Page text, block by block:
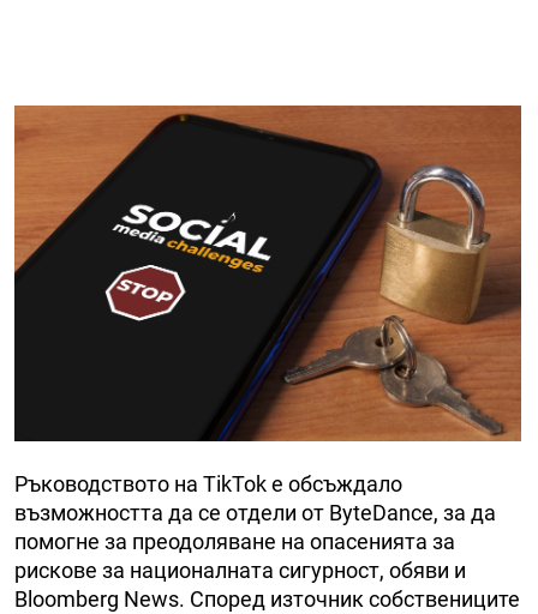
Ръководството на TikTok е обсъждало
възможността да се отдели от ByteDance, за да
помогне за преодоляване на опасенията за
рискове за националната сигурност, обяви и
Bloomberg News. Според източник собствениците